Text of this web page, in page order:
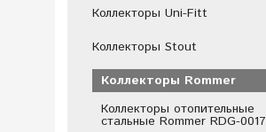
Коллекторы Uni-Fitt
Коллекторы Stout
Коллекторы Rommer
Коллекторы отопительные
стальные Rommer RDG-0017